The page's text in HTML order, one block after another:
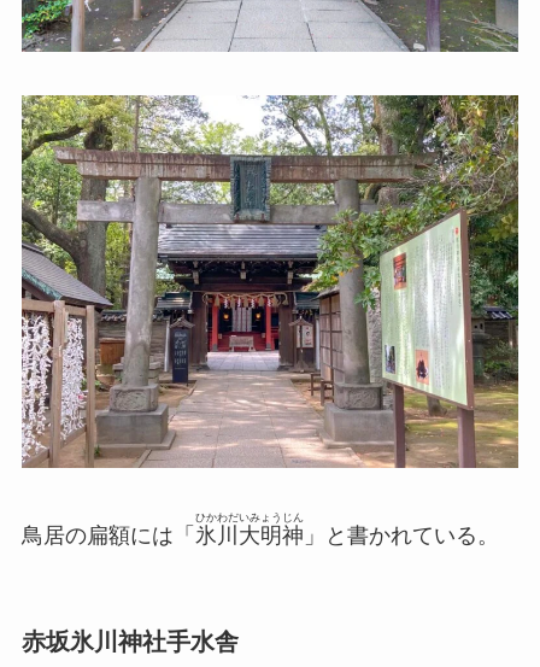
鳥居の扁額には「 氷川大明神
ひかわだいみょうじん
」と書かれている。
赤坂氷川神社手水舎